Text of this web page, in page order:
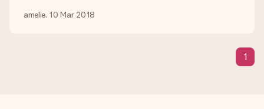
Quel est le délai de livraison ? Quand est-ce que mon
amelie, 10 Mar 2018
1